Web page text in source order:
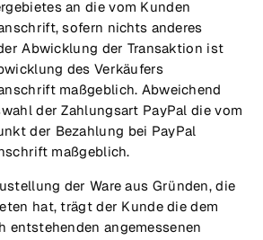
an die vom Kunden
sofern nichts anderes
Abwicklung der Transaktion ist
des Verkäufers
maßgeblich. Abweichend
der Zahlungsart PayPal die vom
der Bezahlung bei PayPal
maßgeblich.
der Ware aus Gründen, die
hat, trägt der Kunde die dem
entstehenden angemessenen